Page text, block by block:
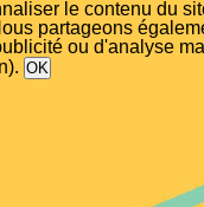
le contenu du
partageons
ou d'analyse